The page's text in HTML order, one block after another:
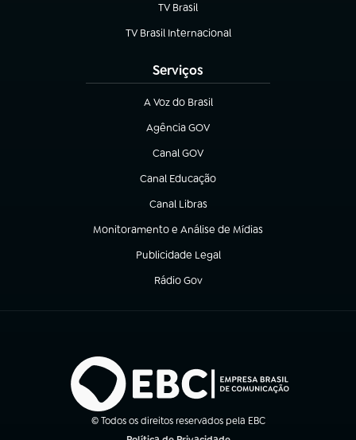
TV Brasil
(abre em nova aba)
TV Brasil Internacional
(abre em nova aba)
Serviços
A Voz do Brasil
(abre em nova aba)
Agência GOV
(abre em nova aba)
Canal GOV
(abre em nova aba)
Canal Educação
(abre em nova aba)
Canal Libras
(abre em nova aba)
Monitoramento e Análise de Mídias
(abre em nova aba)
Publicidade Legal
(abre em nova aba)
Rádio Gov
(abre em nova aba)
© Todos os direitos reservados pela EBC